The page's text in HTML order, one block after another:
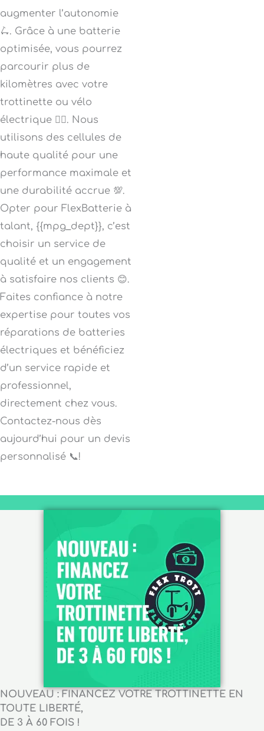
augmenter l’autonomie
🛴. Grâce à une batterie
optimisée, vous pourrez
parcourir plus de
kilomètres avec votre
trottinette ou vélo
électrique 🚴‍♀️. Nous
utilisons des cellules de
haute qualité pour une
performance maximale et
une durabilité accrue 💯.
Opter pour FlexBatterie à
talant, {{mpg_dept}}, c’est
choisir un service de
qualité et un engagement
à satisfaire nos clients 😊.
Faites confiance à notre
expertise pour toutes vos
réparations de batteries
électriques et bénéficiez
d’un service rapide et
professionnel,
directement chez vous.
Contactez-nous dès
aujourd’hui pour un devis
personnalisé 📞!
NOUVEAU : FINANCEZ VOTRE TROTTINETTE EN
TOUTE LIBERTÉ,
DE 3 À 60 FOIS !